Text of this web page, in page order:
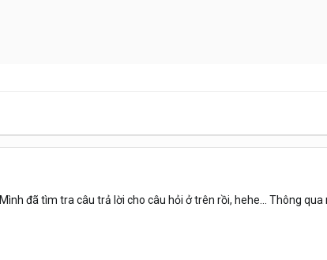
đã tìm tra câu trả lời cho câu hỏi ở trên rồi, hehe... Thông